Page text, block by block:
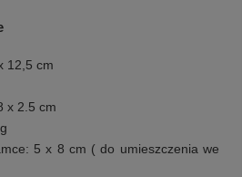
12,5 cm
x 2.5 cm
5 x 8 cm ( do umieszczenia we